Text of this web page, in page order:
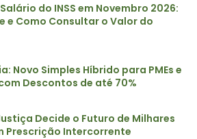
do INSS em Novembro 2026:
e Como Consultar o Valor do
Novo Simples Híbrido para PMEs e
Descontos de até 70%
Decide o Futuro de Milhares
Prescrição Intercorrente